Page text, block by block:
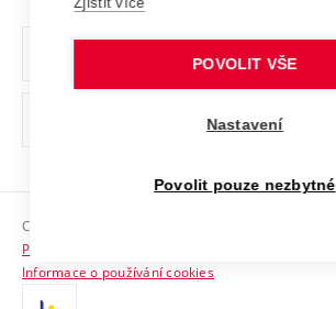
Ochrana osobních údajů
odkaz)
Sociální bezpečí
HR Award
Copyright © 2026 VUT
Prohlášení o přístupnosti
Informace o používání cookies
POVOLIT VŠE
Nastavení
Povolit pouze nezbytné